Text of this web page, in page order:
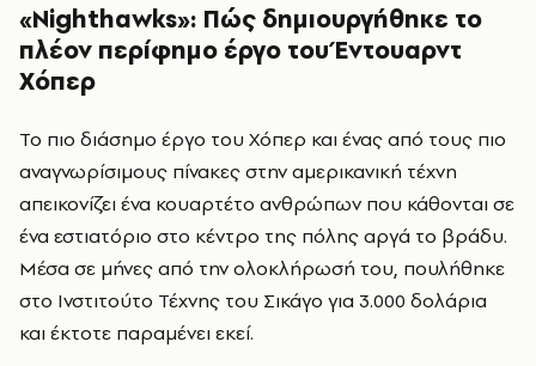
«Nighthawks»: Πώς δημιουργήθηκε το
πλέον περίφημο έργο του Έντουαρντ
Χόπερ
Το πιο διάσημο έργο του Χόπερ και ένας από τους πιο
αναγνωρίσιμους πίνακες στην αμερικανική τέχνη
απεικονίζει ένα κουαρτέτο ανθρώπων που κάθονται σε
ένα εστιατόριο στο κέντρο της πόλης αργά το βράδυ.
Μέσα σε μήνες από την ολοκλήρωσή του, πουλήθηκε
στο Ινστιτούτο Τέχνης του Σικάγο για 3.000 δολάρια
και έκτοτε παραμένει εκεί.